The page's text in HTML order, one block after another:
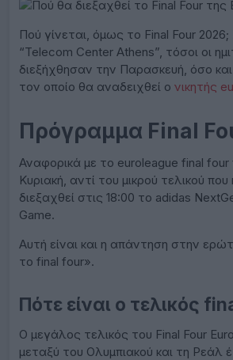
Πού γίνεται, όμως το Final Four
“Telecom Center Athens”, τόσοι οι
διεξήχθησαν την Παρασκευή, όσο
τον οποίο θα αναδειχθεί ο νικητής
Πρόγραμμα Final
Αναφορικά με το euroleague final
Κυριακή, αντί του μικρού τελικού
διεξαχθεί στις 18:00 το adidas
Game.
Αυτή είναι και η απάντηση στην
το final four».
Πότε είναι ο τελικός
Ο μεγάλος τελικός του Final Four
μεταξύ του Ολυμπιακού και τη Ρεάλ